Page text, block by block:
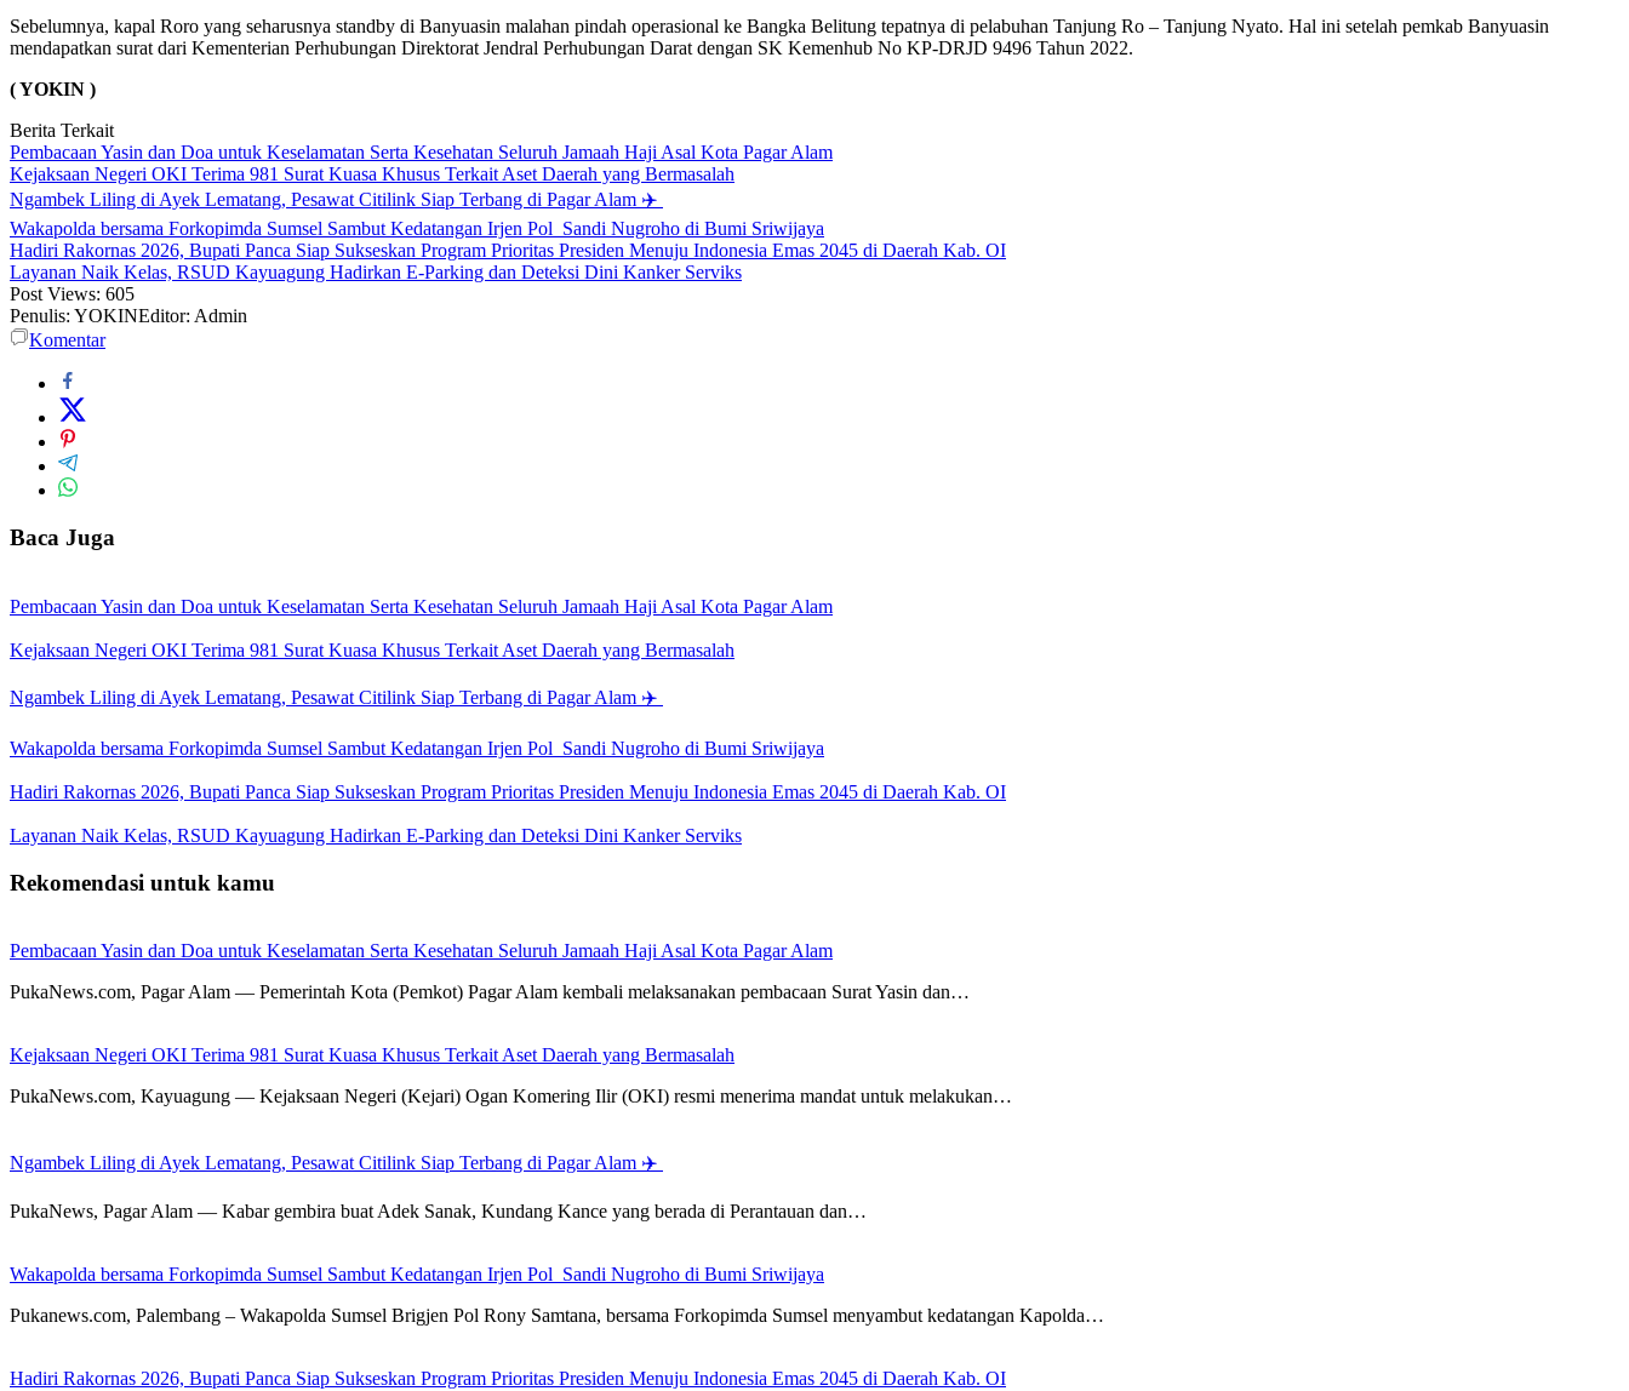
Sebelumnya, kapal Roro yang seharusnya standby di Banyuasin malahan pindah operasional ke Bangka Belitung tepatnya di pelabuhan Tanjung Ro – Tanjung Nyato. Hal ini setelah pemkab Banyuasin
mendapatkan surat dari Kementerian Perhubungan Direktorat Jendral Perhubungan Darat dengan SK Kemenhub No KP-DRJD 9496 Tahun 2022.
( YOKIN )
Berita Terkait
Pembacaan Yasin dan Doa untuk Keselamatan Serta Kesehatan Seluruh Jamaah Haji Asal Kota Pagar Alam
Kejaksaan Negeri OKI Terima 981 Surat Kuasa Khusus Terkait Aset Daerah yang Bermasalah
Ngambek Liling di Ayek Lematang, Pesawat Citilink Siap Terbang di Pagar Alam ✈️
Wakapolda bersama Forkopimda Sumsel Sambut Kedatangan Irjen Pol Sandi Nugroho di Bumi Sriwijaya
Hadiri Rakornas 2026, Bupati Panca Siap Sukseskan Program Prioritas Presiden Menuju Indonesia Emas 2045 di Daerah Kab. OI
Layanan Naik Kelas, RSUD Kayuagung Hadirkan E-Parking dan Deteksi Dini Kanker Serviks
Post Views: 605
Penulis: YOKINEditor: Admin
Komentar
Baca Juga
Pembacaan Yasin dan Doa untuk Keselamatan Serta Kesehatan Seluruh Jamaah Haji Asal Kota Pagar Alam
Kejaksaan Negeri OKI Terima 981 Surat Kuasa Khusus Terkait Aset Daerah yang Bermasalah
Ngambek Liling di Ayek Lematang, Pesawat Citilink Siap Terbang di Pagar Alam ✈️
Wakapolda bersama Forkopimda Sumsel Sambut Kedatangan Irjen Pol Sandi Nugroho di Bumi Sriwijaya
Hadiri Rakornas 2026, Bupati Panca Siap Sukseskan Program Prioritas Presiden Menuju Indonesia Emas 2045 di Daerah Kab. OI
Layanan Naik Kelas, RSUD Kayuagung Hadirkan E-Parking dan Deteksi Dini Kanker Serviks
Rekomendasi untuk kamu
Pembacaan Yasin dan Doa untuk Keselamatan Serta Kesehatan Seluruh Jamaah Haji Asal Kota Pagar Alam
PukaNews.com, Pagar Alam — Pemerintah Kota (Pemkot) Pagar Alam kembali melaksanakan pembacaan Surat Yasin dan…
Kejaksaan Negeri OKI Terima 981 Surat Kuasa Khusus Terkait Aset Daerah yang Bermasalah
PukaNews.com, Kayuagung — Kejaksaan Negeri (Kejari) Ogan Komering Ilir (OKI) resmi menerima mandat untuk melakukan…
Ngambek Liling di Ayek Lematang, Pesawat Citilink Siap Terbang di Pagar Alam ✈️
PukaNews, Pagar Alam — Kabar gembira buat Adek Sanak, Kundang Kance yang berada di Perantauan dan…
Wakapolda bersama Forkopimda Sumsel Sambut Kedatangan Irjen Pol Sandi Nugroho di Bumi Sriwijaya
Pukanews.com, Palembang – Wakapolda Sumsel Brigjen Pol Rony Samtana, bersama Forkopimda Sumsel menyambut kedatangan Kapolda…
Hadiri Rakornas 2026, Bupati Panca Siap Sukseskan Program Prioritas Presiden Menuju Indonesia Emas 2045 di Daerah Kab. OI